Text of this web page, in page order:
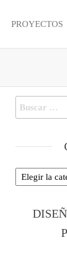
PROYECTOS
Buscar:
Categorías